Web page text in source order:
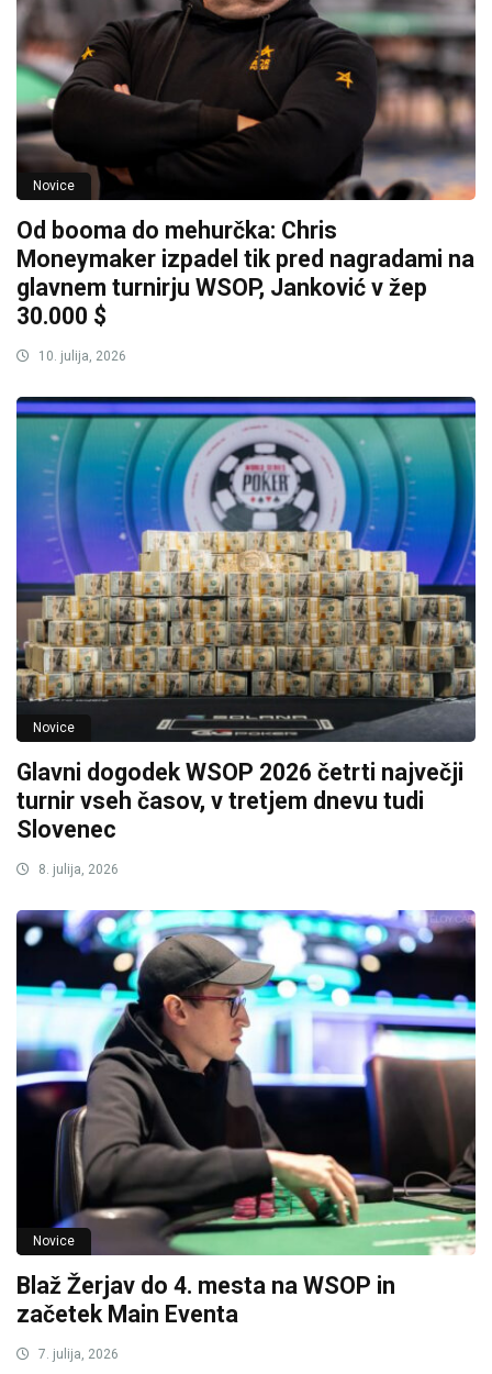
Novice
Od booma do mehurčka: Chris
Moneymaker izpadel tik pred nagradami na
glavnem turnirju WSOP, Janković v žep
30.000 $
10. julija, 2026
Novice
Glavni dogodek WSOP 2026 četrti največji
turnir vseh časov, v tretjem dnevu tudi
Slovenec
8. julija, 2026
Novice
Blaž Žerjav do 4. mesta na WSOP in
začetek Main Eventa
7. julija, 2026